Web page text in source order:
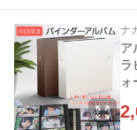
ナ
ア
ラ